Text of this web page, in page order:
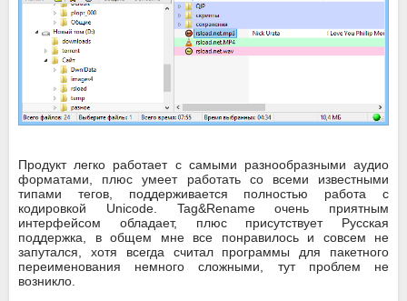
Продукт легко работает с самыми разнообразными аудио
форматами, плюс умеет работать со всеми известными
типами тегов, поддерживается полностью работа с
кодировкой Unicode. Tag&Rename очень приятным
интерфейсом обладает, плюс присутствует Русская
поддержка, в общем мне все понравилось и совсем не
запутался, хотя всегда считал программы для пакетного
переименования немного сложными, тут проблем не
возникло.